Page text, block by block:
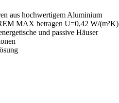
aus hochwertigem Aluminium
MAX betragen U=0,42 W/(m²K)
und passive Häuser